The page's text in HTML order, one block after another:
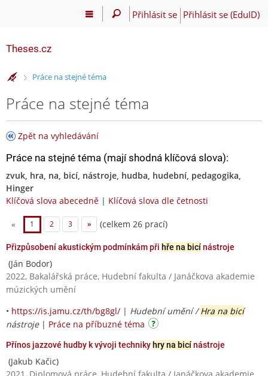
Přihlásit se Přihlásit se (EduID)
Theses.cz
>Práce na stejné téma
Práce na stejné téma
Zpět na vyhledávání
Práce na stejné téma (mají shodná klíčová slova):
zvuk, hra, na, bicí, nástroje, hudba, hudební, pedagogika,
Hinger
Klíčová slova abecedně | Klíčová slova dle četnosti
« 1 2 3 » (celkem 26 prací)
Přizpůsobení akustickým podmínkám při hře na bicínástroje
(Ján Bodor)
2022, Bakalářská práce, Hudební fakulta / Janáčkova akademie
múzických umění
• https://is.jamu.cz/th/bg8gl/ | Hudební umění /Hra na bicí
nástroje| Práce na příbuzné téma
Přínos jazzové hudby k vývoji techniky hry na bicínástroje
(Jakub Kačic)